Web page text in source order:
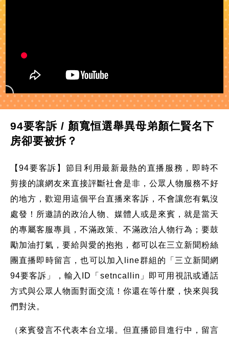
94要客訴 / 顏寬恒選舉異母弟顏仁賢名下
房卻要被拆？
【94要客訴】節目利用最新最熱的直播服務，即時不
剪接的讓網友來直接評斷社會是非，公眾人物服務不好
的地方，歡迎用這個平台直播來客訴，不會讓您有氣沒
處發！所邀請的政治人物、媒體人或是來賓，就是當天
的專屬客服專員，不滿政策、不滿政治人物行為；要鼓
勵加油打氣，要給與愛的抱抱，都可以在三立新聞粉絲
團直播即時留言，也可以加入line群組的「三立新聞網
94要客訴」，輸入ID「setncallin」即可用視訊或通話
方式與公眾人物面對面交流！你還在等什麼，快來與我
們對決。
（來賓發言不代表本台立場。但直播節目進行中，留言